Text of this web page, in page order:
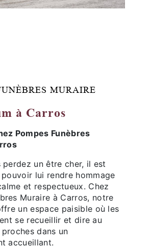
MURAIRE
à Carros
Pompes Funèbres
perdez un être cher, il est
lui rendre hommage
et respectueux. Chez
Muraire à Carros, notre
un espace paisible où les
se recueillir et dire au
dans un
accueillant.